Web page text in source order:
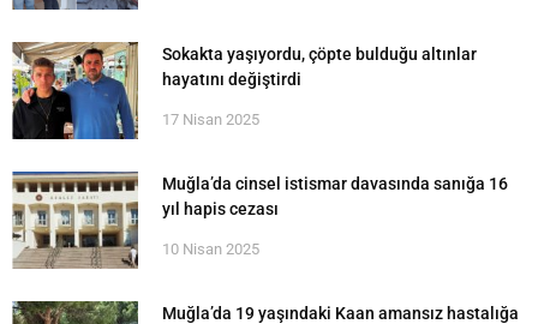
Sokakta yaşıyordu, çöpte bulduğu altınlar
hayatını değiştirdi
17 Nisan 2025
Muğla’da cinsel istismar davasında sanığa 16
yıl hapis cezası
10 Nisan 2025
Muğla’da 19 yaşındaki Kaan amansız hastalığa